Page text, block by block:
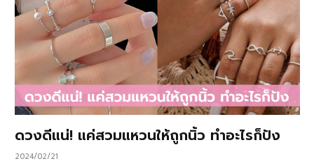
ดวงดีแน่! แค่สวมแหวนให้ถูกนิ้ว ทำอะไรก็ปัง
2024/02/21